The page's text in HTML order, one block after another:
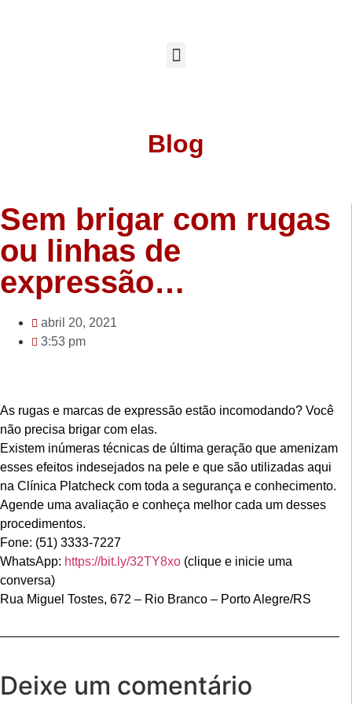
Blog
Sem brigar com rugas
ou linhas de
expressão…
abril 20, 2021
3:53 pm
As rugas e marcas de expressão estão incomodando? Você
não precisa brigar com elas.
Existem inúmeras técnicas de última geração que amenizam
esses efeitos indesejados na pele e que são utilizadas aqui
na Clínica Platcheck com toda a segurança e conhecimento.
Agende uma avaliação e conheça melhor cada um desses
procedimentos.
Fone: (51) 3333-7227
WhatsApp: https://bit.ly/32TY8xo (clique e inicie uma
conversa)
Rua Miguel Tostes, 672 – Rio Branco – Porto Alegre/RS
Deixe um comentário